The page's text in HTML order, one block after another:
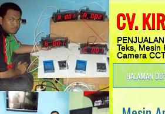
CV.
Teks, Mesin
Camera
HALAMAN